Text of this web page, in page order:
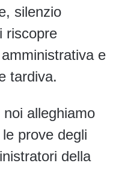
silenzio
riscopre
e
tardiva.
alleghiamo
prove degli
della